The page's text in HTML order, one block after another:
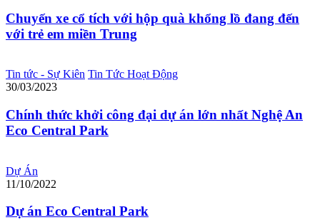
Chuyến xe cổ tích với hộp quà khổng lồ đang đến
với trẻ em miền Trung
Tin tức - Sự Kiên Tin Tức Hoạt Động
30/03/2023
Chính thức khởi công đại dự án lớn nhất Nghệ An
Eco Central Park
Dự Án
11/10/2022
Dự án Eco Central Park